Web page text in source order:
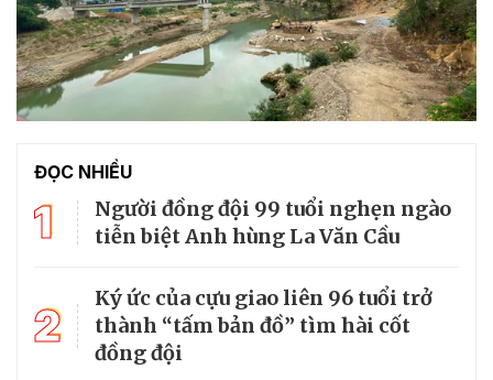
ĐỌC NHIỀU
1
Người đồng đội 99 tuổi nghẹn ngào
tiễn biệt Anh hùng La Văn Cầu
2
Ký ức của cựu giao liên 96 tuổi trở
thành “tấm bản đồ” tìm hài cốt
đồng đội